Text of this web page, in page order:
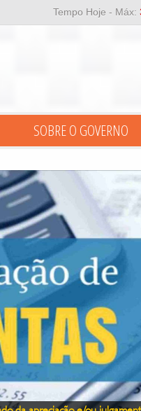
Tempo Hoje - Máx:
SOBRE O GOVERNO